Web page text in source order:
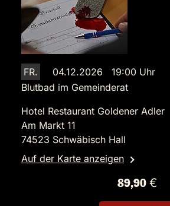
FR.
04.12.2026 19:00 Uhr
Blutbad im Gemeinderat
Hotel Restaurant Goldener Adler
Am Markt 11
74523 Schwäbisch Hall
Auf der Karte anzeigen
89,90 €